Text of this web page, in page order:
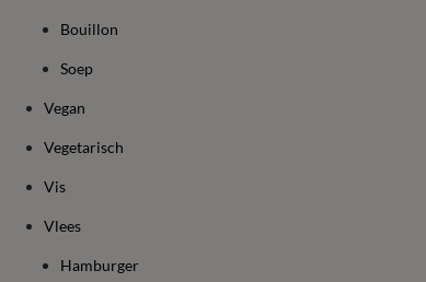
Bouillon
Soep
Vegan
Vegetarisch
Vis
Vlees
Hamburger